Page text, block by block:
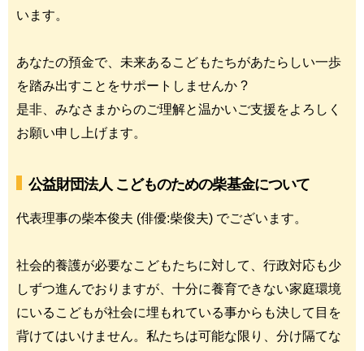
います。
あなたの預金で、未来あるこどもたちがあたらしい一歩
を踏み出すことをサポートしませんか ?
是非、みなさまからのご理解と温かいご支援をよろしく
お願い申し上げます。
公益財団法人 こどものための柴基金について
代表理事の柴本俊夫 (俳優:柴俊夫) でございます。
社会的養護が必要なこどもたちに対して、行政対応も少
しずつ進んでおりますが、十分に養育できない家庭環境
にいるこどもが社会に埋もれている事からも決して目を
背けてはいけません。私たちは可能な限り、分け隔てな